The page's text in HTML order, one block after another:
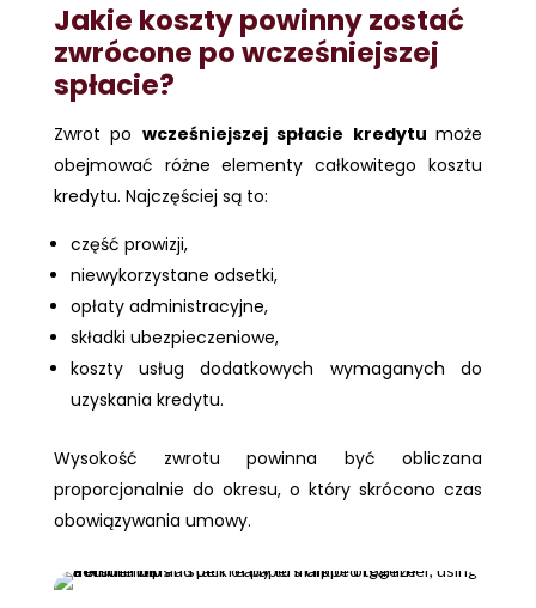
Jakie koszty powinny zostać
zwrócone po wcześniejszej
spłacie?
Zwrot po wcześniejszej spłacie kredytumoże
obejmować różne elementy całkowitego kosztu
kredytu. Najczęściej są to:
część prowizji,
niewykorzystane odsetki,
opłaty administracyjne,
składki ubezpieczeniowe,
koszty usług dodatkowych wymaganych do
uzyskania kredytu.
Wysokość zwrotu powinna być obliczana
proporcjonalnie do okresu, o który skrócono czas
obowiązywania umowy.